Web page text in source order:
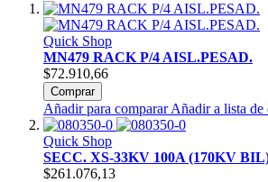
Quick Shop
MN479 RACK P/4 AISL.PESAD.
$72.910,66
Comprar
Añadir para comparar Añadir a lista de
Quick Shop
SECC. XS-33KV 100A (170KV
$261.076,13